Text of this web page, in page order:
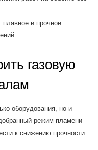
плавное и прочное
газовую
оборудования, но и
режим пламени
к снижению прочности